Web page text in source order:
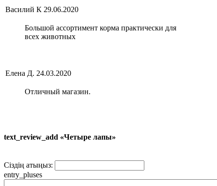
Василий К 29.06.2020
Большой ассортимент корма практически для
всех животных
Елена Д. 24.03.2020
Отличный магазин.
text_review_add «Четыре лапы»
Сіздің атыңыз:
entry_pluses